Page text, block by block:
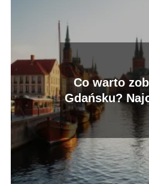
Co warto
Gdańsku?
atrakcje do